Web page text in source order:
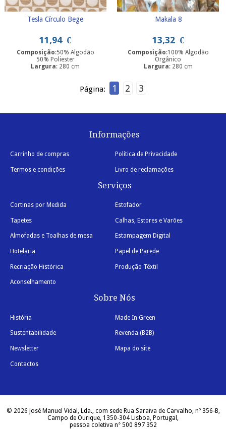
Tesla Círculo Bege
11,94 €
Composição:50% Algodão
50% Poliester
Largura: 280 cm
Makala 8
13,32 €
Composição:100% Algodão
Orgânico
Largura: 280 cm
Página: 1 2 3
Informações
Carrinho de compras Política de Privacidade
Termos e condições Livro de reclamações
Serviços
Cortinas por Medida Estofador
Tapetes Calhas, Estores e Varões
Almofadas e Toalhas de mesa Estampagem Digital
Hotelaria Papel de Parede
Recriação Histórica Produção Têxtil
Aconselhamento
Sobre Nós
História Made In Green
Sustentabilidade Revenda (B2B)
Newsletter Mapa do site
Contactos
© 2026 José Manuel Vidal, Lda., com sede Rua Saraiva de Carvalho, nº 356-B,
Campo de Ourique, 1350-304 Lisboa, Portugal,
pessoa coletiva n° 500 897 352